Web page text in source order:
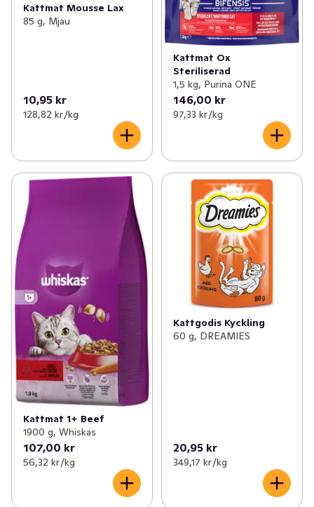
Kattmat Mousse Lax
85 g, Mjau
10,95 kr
128,82 kr /kg
Kattmat Ox
Steriliserad
1,5 kg, Purina ONE
146,00 kr
97,33 kr /kg
Kattmat 1+ Beef
1900 g, Whiskas
107,00 kr
56,32 kr /kg
Kattgodis Kyckling
60 g, DREAMIES
20,95 kr
349,17 kr /kg